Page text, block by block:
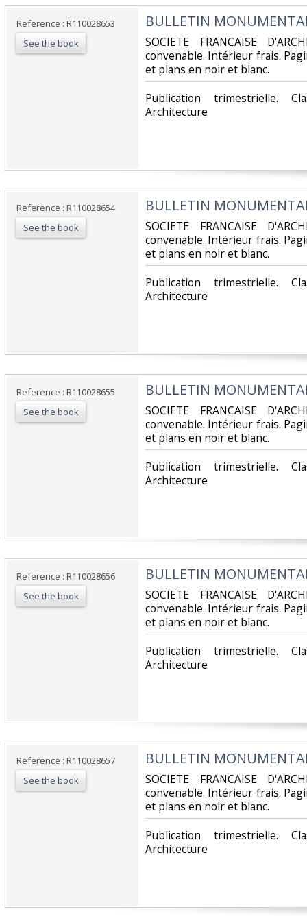
Reference : R110028653
See the book
‎BULLETIN
‎SOCIETE FRANCAISE
convenable. Intérieur frais.
et plans en noir et blanc.‎
‎Publication trimestrielle.
Architecture‎
Reference : R110028654
See the book
‎BULLETIN
‎SOCIETE FRANCAISE
convenable. Intérieur frais.
et plans en noir et blanc.‎
‎Publication trimestrielle.
Architecture‎
Reference : R110028655
See the book
‎BULLETIN
‎SOCIETE FRANCAISE
convenable. Intérieur frais.
et plans en noir et blanc.‎
‎Publication trimestrielle.
Architecture‎
Reference : R110028656
See the book
‎BULLETIN
‎SOCIETE FRANCAISE
convenable. Intérieur frais.
et plans en noir et blanc.‎
‎Publication trimestrielle.
Architecture‎
Reference : R110028657
See the book
‎BULLETIN
‎SOCIETE FRANCAISE
convenable. Intérieur frais.
et plans en noir et blanc.‎
‎Publication trimestrielle.
Architecture‎